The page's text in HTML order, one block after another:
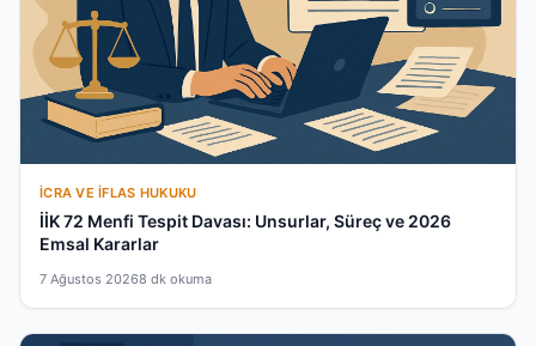
İCRA VE İFLAS HUKUKU
İİK 72 Menfi Tespit Davası: Unsurlar, Süreç ve 2026
Emsal Kararlar
7 Ağustos 20268 dk okuma